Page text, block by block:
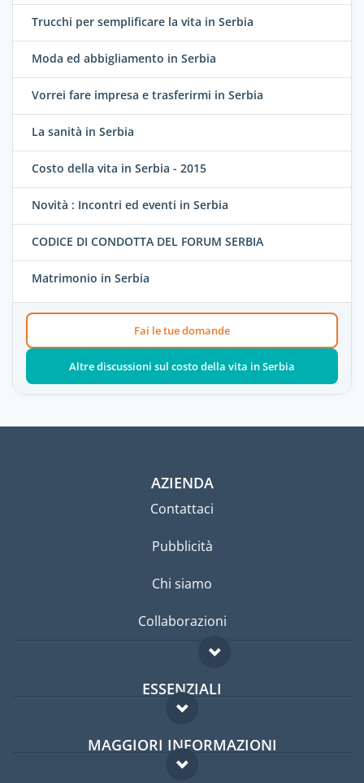
Trucchi per semplificare la vita in Serbia
Moda ed abbigliamento in Serbia
Vorrei fare impresa e trasferirmi in Serbia
La sanità in Serbia
Costo della vita in Serbia - 2015
Novità : Incontri ed eventi in Serbia
CODICE DI CONDOTTA DEL FORUM SERBIA
Matrimonio in Serbia
Fai le tue domande
Altre discussioni sul costo della vita in Serbia
AZIENDA
Contattaci
Pubblicità
Chi siamo
Collaborazioni
ESSENZIALI
Forum per expat
Guida per expat
MAGGIORI INFORMAZIONI
Domande frequenti